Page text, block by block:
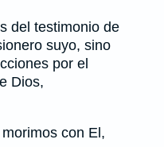
del testimonio de
suyo, sino
por el
Dios,
con El,